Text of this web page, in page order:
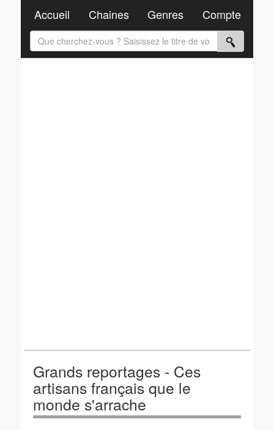
Grands reportages - Ces
artisans français que le
monde s'arrache
Accueil Chaines Genres Compte